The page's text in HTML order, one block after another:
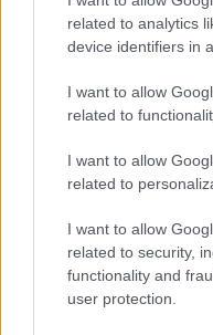
related to analytics
device identifiers in
I want to allow
related to
I want to allow
related to
I want to allow
related to security,
functionality and
user protection.
CONSIGLI PER LE MAMME
Solitudine materna:
Roberto Capelli · 6 Ago 2026